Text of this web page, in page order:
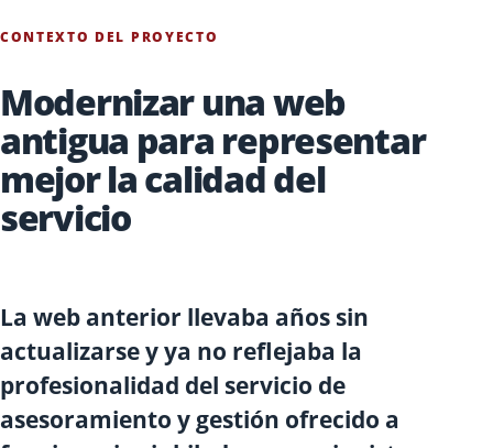
CONTEXTO DEL PROYECTO
Modernizar una web
antigua para representar
mejor la calidad del
servicio
La web anterior llevaba años sin
actualizarse y ya no reflejaba la
profesionalidad del servicio de
asesoramiento y gestión ofrecido a